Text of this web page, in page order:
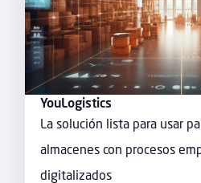
YouLogistics
La solución lista para usar
almacenes con procesos
digitalizados